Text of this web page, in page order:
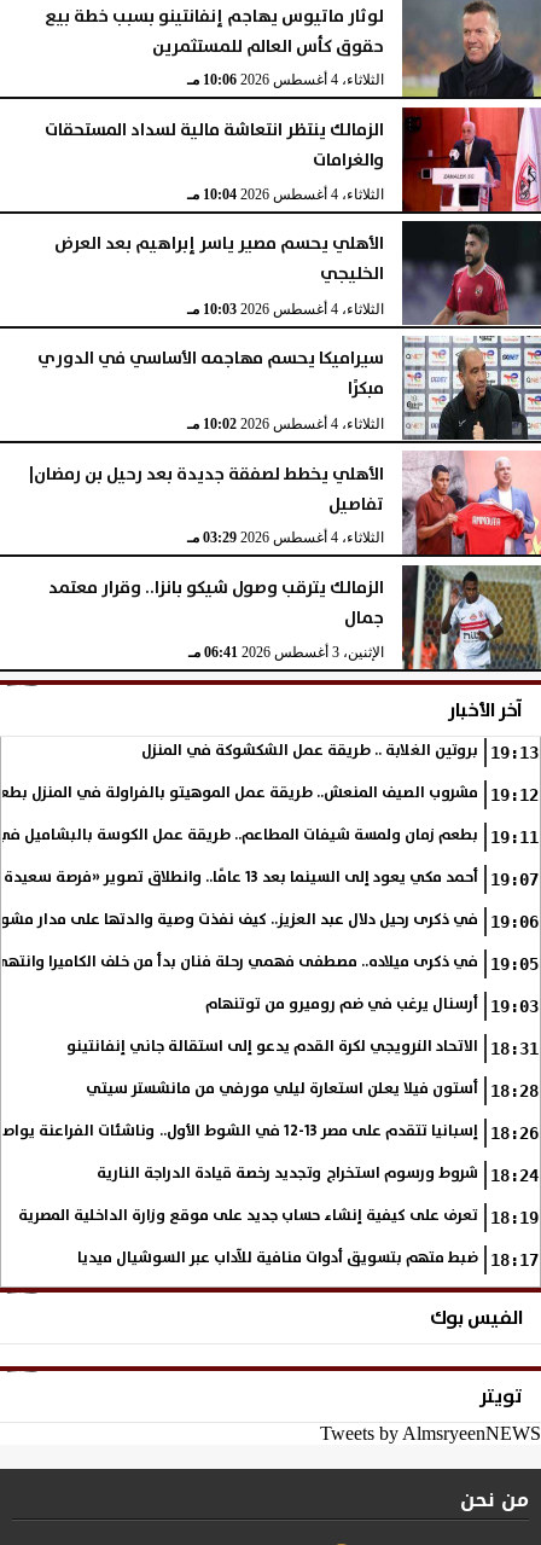
لوثار ماتيوس يهاجم إنفانتينو بسبب خطة بيع
حقوق كأس العالم للمستثمرين
الثلاثاء، 4 أغسطس 2026 10:06 مـ
الزمالك ينتظر انتعاشة مالية لسداد المستحقات
والغرامات
الثلاثاء، 4 أغسطس 2026 10:04 مـ
الأهلي يحسم مصير ياسر إبراهيم بعد العرض
الخليجي
الثلاثاء، 4 أغسطس 2026 10:03 مـ
سيراميكا يحسم مهاجمه الأساسي في الدوري
مبكرًا
الثلاثاء، 4 أغسطس 2026 10:02 مـ
الأهلي يخطط لصفقة جديدة بعد رحيل بن رمضان|
تفاصيل
الثلاثاء، 4 أغسطس 2026 03:29 مـ
الزمالك يترقب وصول شيكو بانزا.. وقرار معتمد
جمال
الإثنين، 3 أغسطس 2026 06:41 مـ
آخر الأخبار
19:13 بروتين الغلابة .. طريقة عمل الشكشوكة في المنزل
19:12 مشروب الصيف المنعش.. طريقة عمل الموهيتو بالفراولة في المنزل
19:11 بطعم زمان ولمسة شيفات المطاعم.. طريقة عمل الكوسة بالبشاميل
19:07 أحمد مكي يعود إلى السينما بعد 13 عامًا.. وانطلاق تصوير «فرصة سعيدة»
19:06 في ذكرى رحيل دلال عبد العزيز.. كيف نفذت وصية والدتها على مدار
19:05 في ذكرى ميلاده.. مصطفى فهمي رحلة فنان بدأ من خلف الكاميرا وانتهى
19:03 أرسنال يرغب في ضم روميرو من توتنهام
18:31 الاتحاد النرويجي لكرة القدم يدعو إلى استقالة جاني إنفانتينو
18:28 أستون فيلا يعلن استعارة ليلي مورفي من مانشستر سيتي
18:26 إسبانيا تتقدم على مصر 13-12 في الشوط الأول.. وناشئات الفراعنة يواصلن حلم بلوغ نهائي مونديال اليد
18:24 شروط ورسوم استخراج وتجديد رخصة قيادة الدراجة النارية
18:19 تعرف على كيفية إنشاء حساب جديد على موقع وزارة الداخلية المصرية
18:17 ضبط متهم بتسويق أدوات منافية للآداب عبر السوشيال ميديا
الفيس بوك
تويتر
Tweets by AlmsryeenNEWS
من نحن